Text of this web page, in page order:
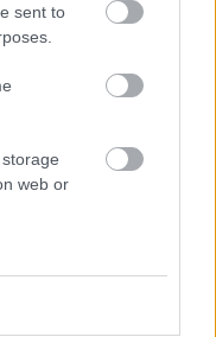
sent to
web or
Πλεκτές Μπλούζες